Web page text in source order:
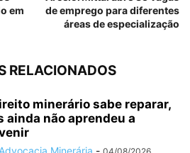
em
de emprego para diferentes
áreas de especialização
RELACIONADOS
minerário sabe reparar,
ainda não aprendeu a